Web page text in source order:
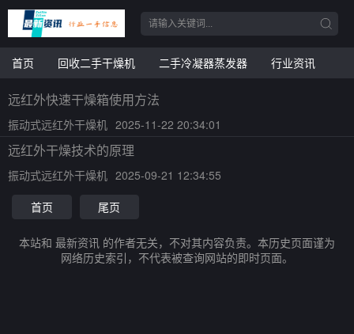
首页 回收二手干燥机 二手冷凝器蒸发器 行业资讯
远红外快速干燥箱使用方法
振动式远红外干燥机 2025-11-22 20:34:01
远红外干燥技术的原理
振动式远红外干燥机 2025-09-21 12:34:55
首页
尾页
本站和 最新资讯 的作者无关，不对其内容负责。本历史页面谨为
网络历史索引，不代表被查询网站的即时页面。